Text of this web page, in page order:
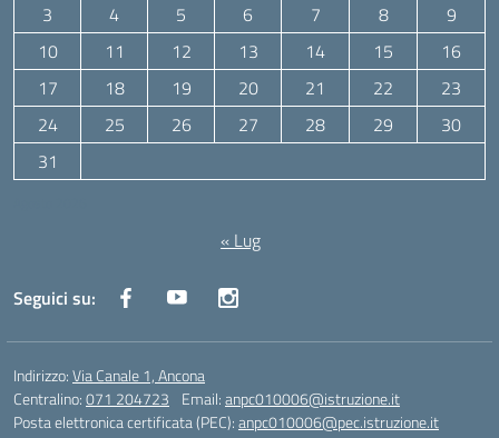
3
4 5 6 7 8
9
10
11 12 13 14 15
16
17
18 19 20 21 22
23
24
25 26 27 28 29
30
31
« Lug
Seguici su:
Indirizzo:Via Canale 1, Ancona
Centralino:071 204723 Email:anpc010006@istruzione.it
Posta elettronica certificata (PEC):anpc010006@pec.istruzione.it